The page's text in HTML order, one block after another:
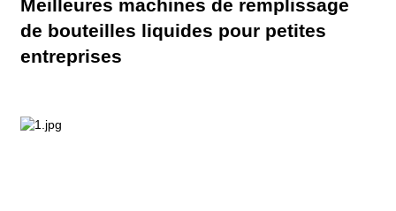
Meilleures machines de remplissage
de bouteilles liquides pour petites
entreprises